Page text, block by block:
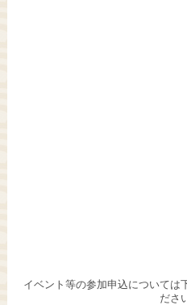
イベント等の参加申込については
ださ